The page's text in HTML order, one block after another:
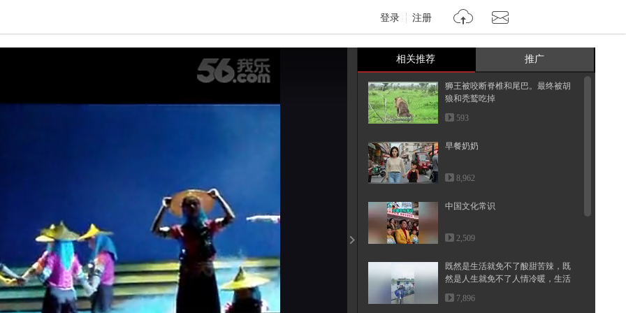
登录 注册
亮度 标准
饱和度 100
相关推荐 推广
狮王被咬断脊椎和尾巴。最终被胡
狼和秃鹫吃掉
593
早餐奶奶
8,962
中国文化常识
2,509
既然是生活就免不了酸甜苦辣，既
然是人生就免不了人情冷暖，生活
就...
7,896